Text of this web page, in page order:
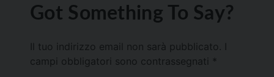
Got Something To Say?
Il tuo indirizzo email non sarà pubblicato.
campi obbligatori sono contrassegnati *